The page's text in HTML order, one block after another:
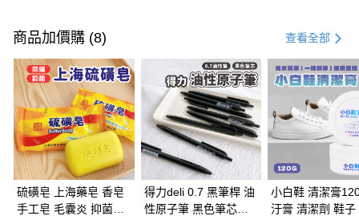
信用卡一次付款
LINE Pay
Apple Pay
街口支付
悠遊付
ATM付款
商品加價購 (8) 查看全部
硫磺皂 上海藥皂 香皂
手工皂 毛囊炎 抑菌除
得力deli 0.7 黑筆桿 油
性原子筆 黑色筆芯
小白鞋 清潔膏
汙膏 清潔劑 鞋子